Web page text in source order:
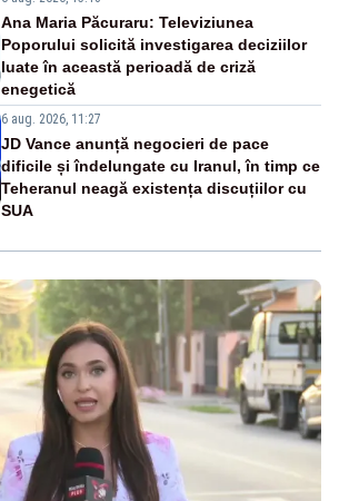
Ana Maria Păcuraru: Televiziunea
Poporului solicită investigarea deciziilor
luate în această perioadă de criză
enegetică
6 aug. 2026, 11:27
JD Vance anunță negocieri de pace
dificile și îndelungate cu Iranul, în timp ce
Teheranul neagă existența discuțiilor cu
SUA